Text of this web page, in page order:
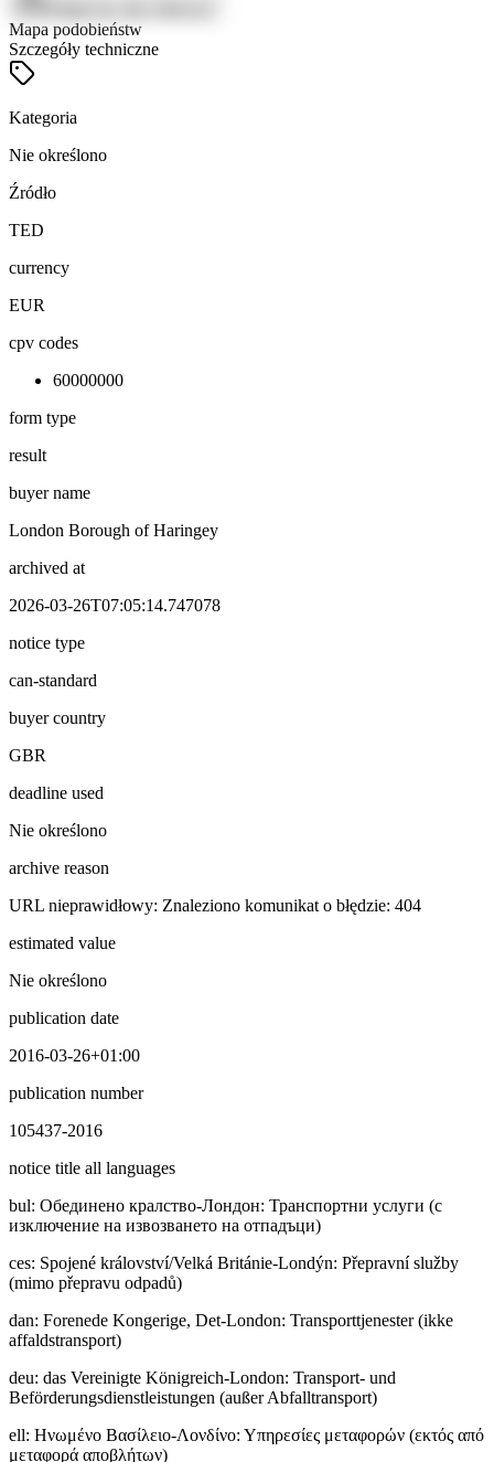
Mapa podobieństw
Szczegóły techniczne
Kategoria
Nie określono
Źródło
TED
currency
EUR
cpv codes
60000000
form type
result
buyer name
London Borough of Haringey
archived at
2026-03-26T07:05:14.747078
notice type
can-standard
buyer country
GBR
deadline used
Nie określono
archive reason
URL nieprawidłowy: Znaleziono komunikat o błędzie: 404
estimated value
Nie określono
publication date
2016-03-26+01:00
publication number
105437-2016
notice title all languages
bul: Обединено кралство-Лондон: Транспортни услуги (с
изключение на извозването на отпадъци)
ces: Spojené království/Velká Británie-Londýn: Přepravní služby
(mimo přepravu odpadů)
dan: Forenede Kongerige, Det-London: Transporttjenester (ikke
affaldstransport)
deu: das Vereinigte Königreich-London: Transport- und
Beförderungsdienstleistungen (außer Abfalltransport)
ell: Ηνωμένο Βασίλειο-Λονδίνο: Υπηρεσίες μεταφορών (εκτός από
μεταφορά αποβλήτων)